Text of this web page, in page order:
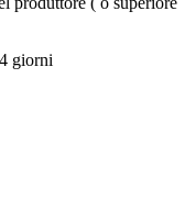
giorni